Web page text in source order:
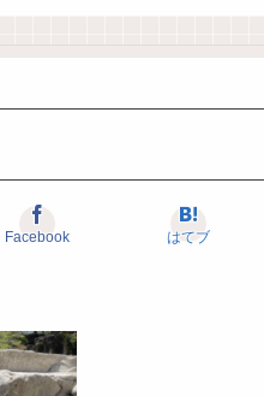
Facebook はてブ